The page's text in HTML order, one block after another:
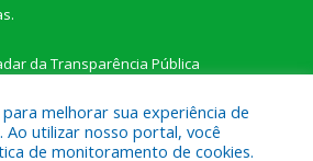
da Transparência Pública
melhorar sua experiência de
Ao utilizar nosso portal, você
de monitoramento de cookies.